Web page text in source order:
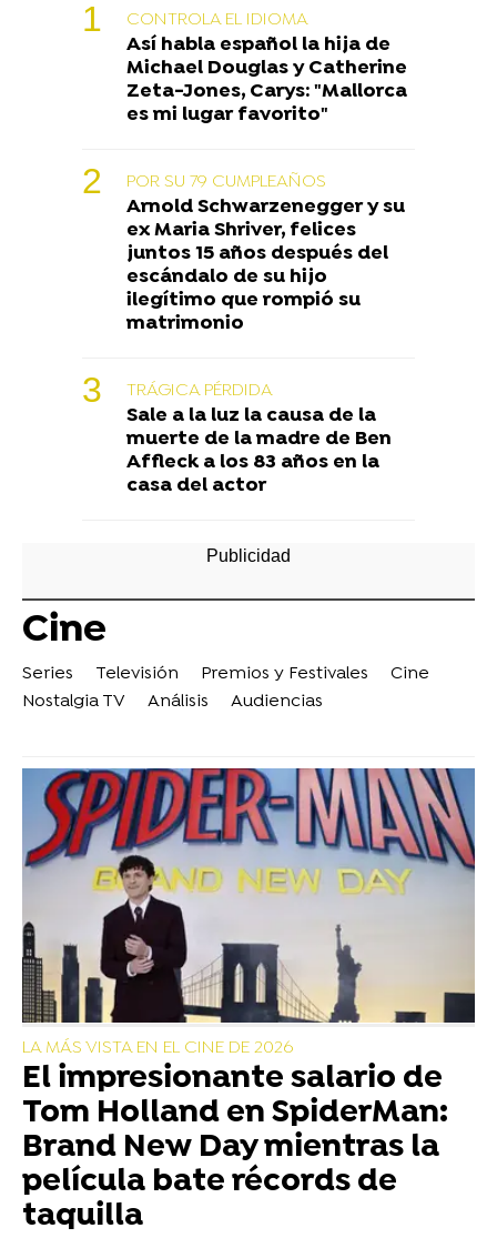
CONTROLA EL IDIOMA
Así habla español la hija de
Michael Douglas y Catherine
Zeta-Jones, Carys: "Mallorca
es mi lugar favorito"
POR SU 79 CUMPLEAÑOS
Arnold Schwarzenegger y su
ex Maria Shriver, felices
juntos 15 años después del
escándalo de su hijo
ilegítimo que rompió su
matrimonio
TRÁGICA PÉRDIDA
Sale a la luz la causa de la
muerte de la madre de Ben
Affleck a los 83 años en la
casa del actor
Cine
Series Televisión Premios y Festivales
Cine
Nostalgia TV
Análisis Audiencias
LA MÁS VISTA EN EL CINE DE 2026
El impresionante salario de
Tom Holland en SpiderMan:
Brand New Day mientras la
película bate récords de
taquilla